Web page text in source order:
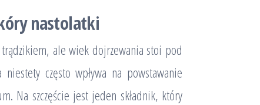
nastolatki
ale wiek dojrzewania stoi pod
często wpływa na powstawanie
Na szczęście jest jeden składnik, który